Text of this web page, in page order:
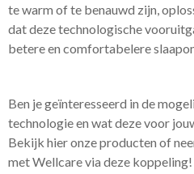
te warm of te benauwd zijn,
dat deze technologische
betere en comfortabelere
Ben je geïnteresseerd in de
technologie en wat deze voor
Bekijk hier onze producten of
met Wellcare via deze koppeling!